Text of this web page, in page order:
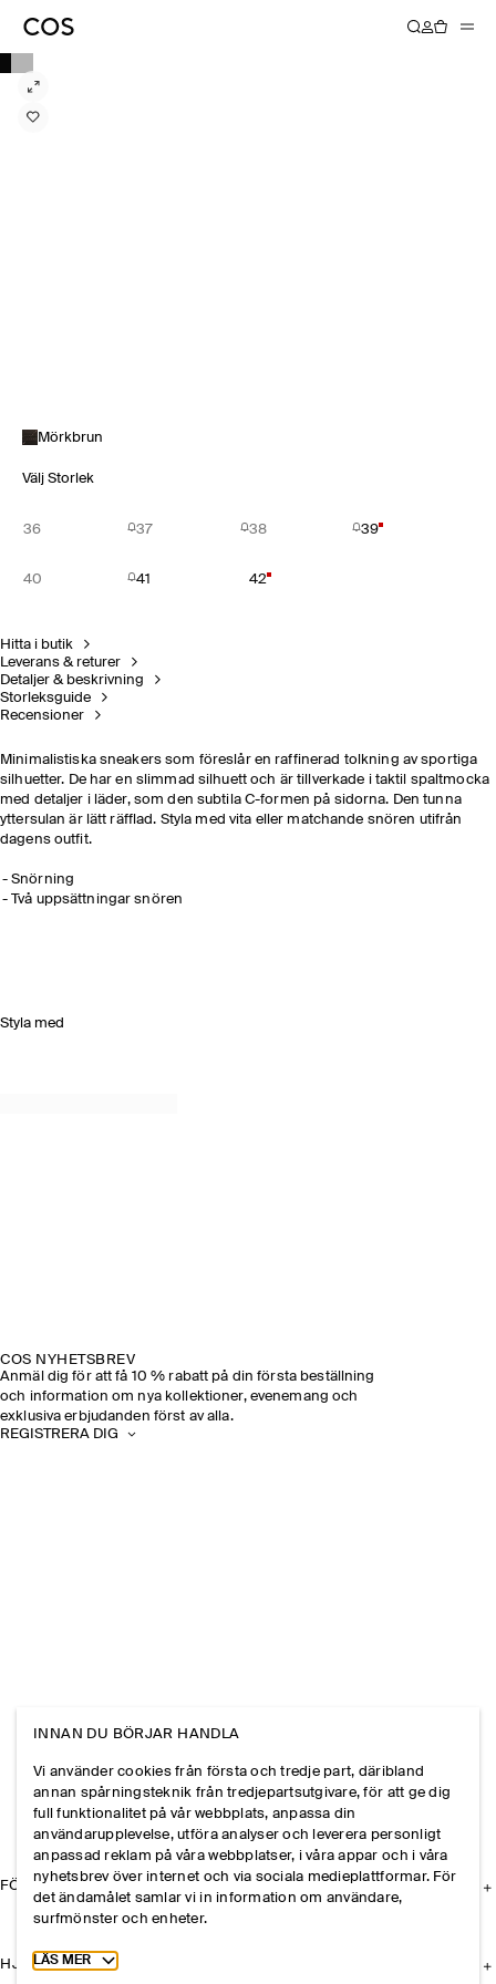
Mörkbrun
Välj Storlek
36 37 38 39
40 41 42
Hitta i butik
Leverans & returer
Detaljer & beskrivning
Storleksguide
Recensioner
Minimalistiska sneakers som föreslår en raffinerad tolkning av sportiga
silhuetter. De har en slimmad silhuett och är tillverkade i taktil spaltmocka
med detaljer i läder, som den subtila C-formen på sidorna. Den tunna
yttersulan är lätt räfflad. Styla med vita eller matchande snören utifrån
dagens outfit.
Snörning
Två uppsättningar snören
Styla med
COS NYHETSBREV
Anmäl dig för att få 10 % rabatt på din första beställning
och information om nya kollektioner, evenemang och
exklusiva erbjudanden först av alla.
REGISTRERA DIG
FÖRETAGET
HJÄLP
INNAN DU BÖRJAR HANDLA
Vi använder cookies från första och tredje part, däribland
annan spårningsteknik från tredjepartsutgivare, för att ge dig
full funktionalitet på vår webbplats, anpassa din
användarupplevelse, utföra analyser och leverera personligt
anpassad reklam på våra webbplatser, i våra appar och i våra
nyhetsbrev över internet och via sociala medieplattformar. För
det ändamålet samlar vi in information om användare,
surfmönster och enheter.
Toggle more cookie information
LÄS MER